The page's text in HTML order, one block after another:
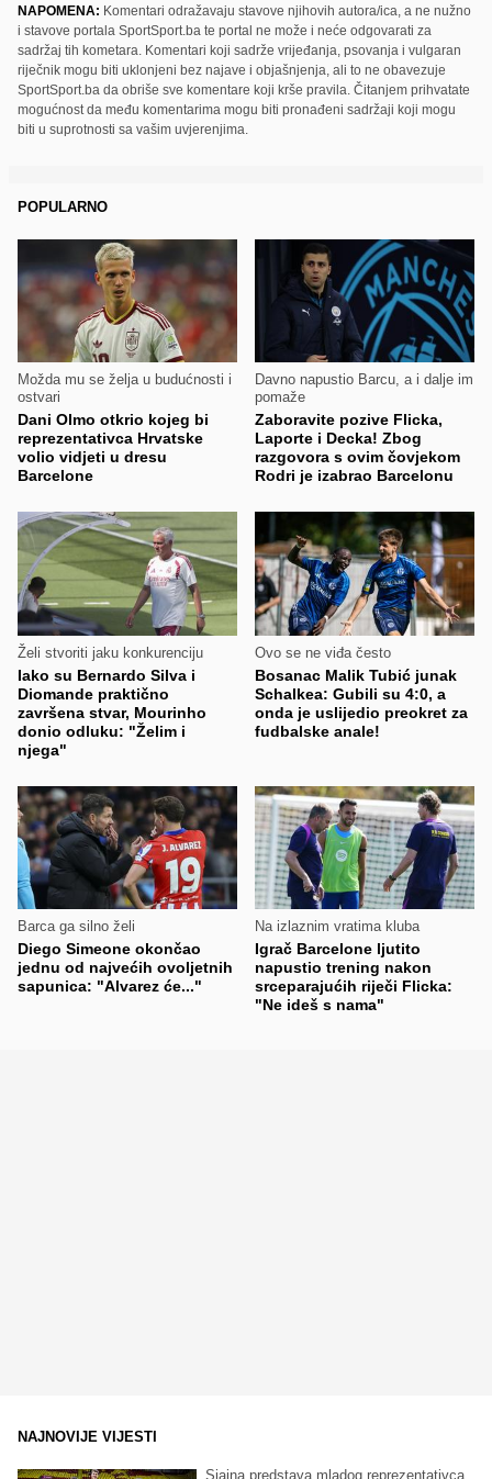
NAPOMENA: Komentari odražavaju stavove njihovih autora/ica, a ne nužno
i stavove portala SportSport.ba te portal ne može i neće odgovarati za
sadržaj tih kometara. Komentari koji sadrže vrijeđanja, psovanja i vulgaran
riječnik mogu biti uklonjeni bez najave i objašnjenja, ali to ne obavezuje
SportSport.ba da obriše sve komentare koji krše pravila. Čitanjem prihvatate
mogućnost da među komentarima mogu biti pronađeni sadržaji koji mogu
biti u suprotnosti sa vašim uvjerenjima.
POPULARNO
Možda mu se želja u budućnosti i
ostvari
Dani Olmo otkrio kojeg bi
reprezentativca Hrvatske
volio vidjeti u dresu
Barcelone
Davno napustio Barcu, a i dalje im
pomaže
Zaboravite pozive Flicka,
Laporte i Decka! Zbog
razgovora s ovim čovjekom
Rodri je izabrao Barcelonu
Želi stvoriti jaku konkurenciju
Iako su Bernardo Silva i
Diomande praktično
završena stvar, Mourinho
donio odluku: "Želim i
njega"
Ovo se ne viđa često
Bosanac Malik Tubić junak
Schalkea: Gubili su 4:0, a
onda je uslijedio preokret za
fudbalske anale!
Barca ga silno želi
Diego Simeone okončao
jednu od najvećih ovoljetnih
sapunica: "Alvarez će..."
Na izlaznim vratima kluba
Igrač Barcelone ljutito
napustio trening nakon
srceparajućih riječi Flicka:
"Ne ideš s nama"
NAJNOVIJE VIJESTI
Sjajna predstava mladog reprezentativca